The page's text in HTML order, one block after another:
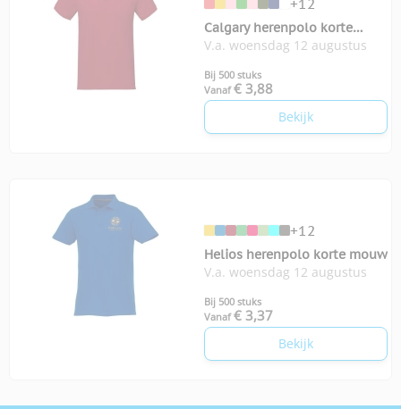
Calgary herenpolo korte
mouwen
V.a. woensdag 12 augustus
Bij 500 stuks
Vanaf € 3,88
Bekijk
+12
Helios herenpolo korte mouw
V.a. woensdag 12 augustus
Bij 500 stuks
Vanaf € 3,37
Bekijk